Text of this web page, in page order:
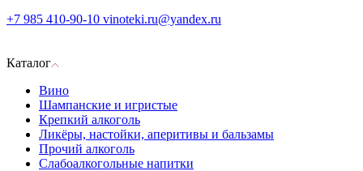
+7 985 410-90-10 vinoteki.ru@yandex.ru
Каталог
Вино
Шампанские и игристые
Крепкий алкоголь
Ликёры, настойки, аперитивы и бальзамы
Прочий алкоголь
Слабоалкогольные напитки